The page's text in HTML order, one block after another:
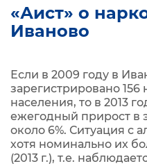
«Аист» о
Иваново
Если в 2009 году в
зарегистрировано
населения, то в 2013
ежегодный прирост в
около 6%. Ситуация с
хотя номинально их
(2013 г.), т.е.